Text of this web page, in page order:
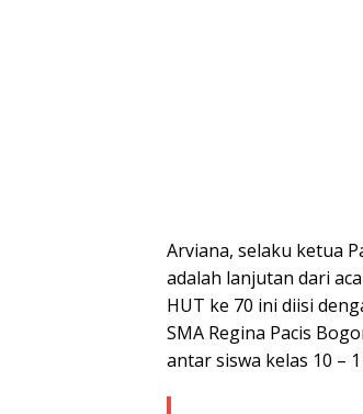
Arviana, selaku ketua
adalah lanjutan dari
HUT ke 70 ini diisi
SMA Regina Pacis
antar siswa kelas 10 –